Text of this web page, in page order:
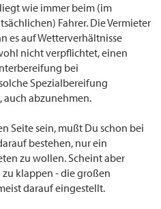
wie immer beim (im
Fahrer. Die Vermieter
es auf Wetterverhältnisse
nicht verpflichtet, einen
bei
Spezialbereifung
abzunehmen.
Seite sein, mußt Du schon bei
bestehen, nur ein
zu wollen. Scheint aber
klappen - die großen
darauf eingestellt.